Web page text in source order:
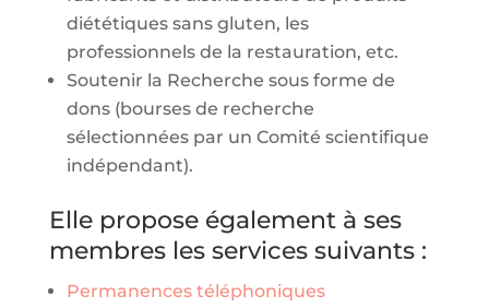
diététiques sans gluten, les
professionnels de la restauration, etc.
Soutenir la Recherche sous forme de
dons (bourses de recherche
sélectionnées par un Comité scientifique
indépendant).
Elle propose également à ses
membres les services suivants :
Permanences téléphoniques